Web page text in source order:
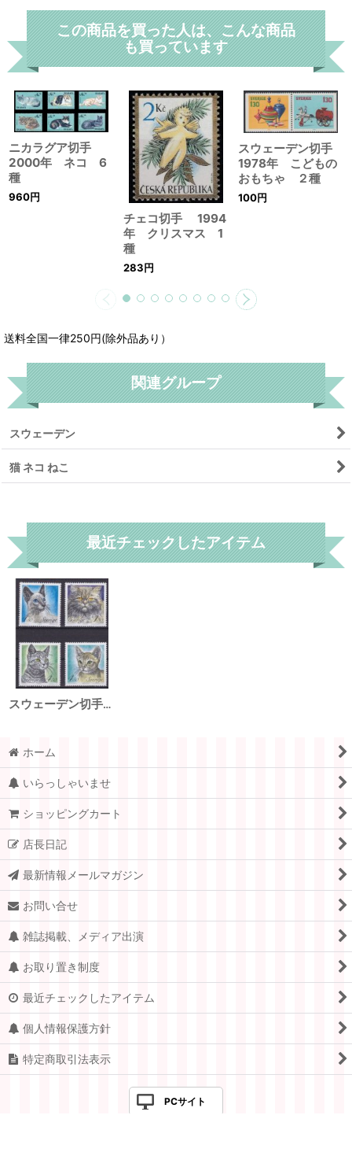
この商品を買った人は、こんな商品
も買っています
ニカラグア切手
2000年 ネコ 6
種
960円
チェコ切手 1994
年 クリスマス 1
種
283円
スウェーデン切手
1978年 こどもの
おもちゃ ２種
100円
送料全国一律250円(除外品あり）
関連グループ
スウェーデン
猫 ネコ ねこ
最近チェックしたアイテム
スウェーデン切手 1994年 ネコ 4種
ホーム
いらっしゃいませ
ショッピングカート
店長日記
最新情報メールマガジン
お問い合せ
雑誌掲載、メディア出演
お取り置き制度
最近チェックしたアイテム
個人情報保護方針
特定商取引法表示
PCサイト